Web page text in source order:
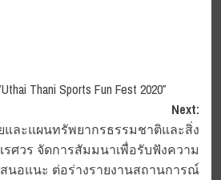
Thani Sports Fun Fest 2020″
Next:
และแผนทรัพยากรธรรมชาติและสิ่ง
ศวร จัดการสัมมนาเพื่อรับฟังความ
นอแนะ ต่อร่างรายงานสถานการณ์